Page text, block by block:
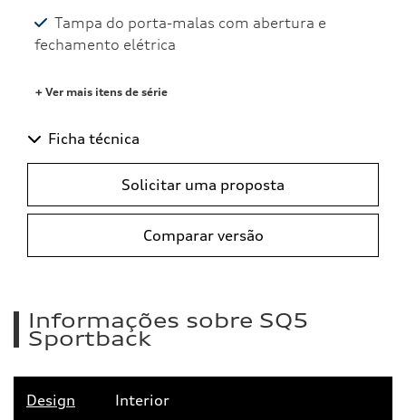
Tampa do porta-malas com abertura e
fechamento elétrica
+ Ver mais itens de série
Ficha técnica
Solicitar uma proposta
Comparar versão
Informações sobre SQ5
Sportback
Design Interior